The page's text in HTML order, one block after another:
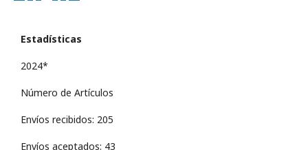
Estadísticas
2024*
Número de Artículos
Envíos recibidos: 205
Envíos aceptados: 43